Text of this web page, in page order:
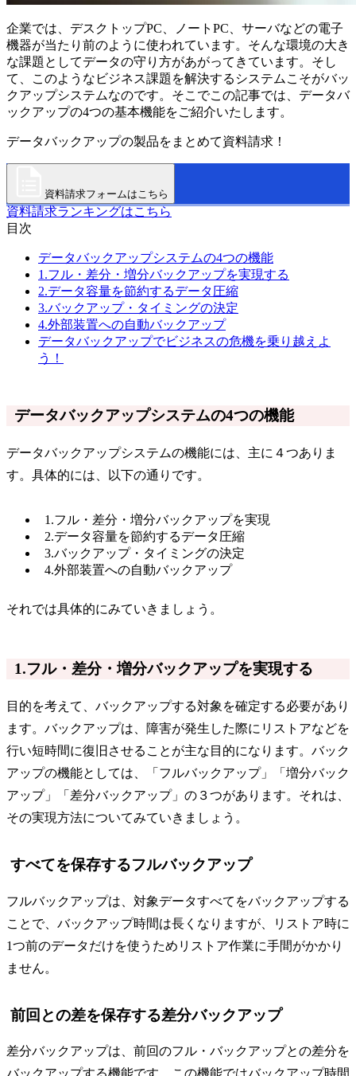
企業では、デスクトップPC、ノートPC、サーバなどの電子
機器が当たり前のように使われています。そんな環境の大き
な課題としてデータの守り方があがってきています。そし
て、このようなビジネス課題を解決するシステムこそがバッ
クアップシステムなのです。そこでこの記事では、データバ
ックアップの4つの基本機能をご紹介いたします。
データバックアップの製品をまとめて資料請求！
資料請求フォームはこちら
資料請求ランキングはこちら
目次
データバックアップシステムの4つの機能
1.フル・差分・増分バックアップを実現する
2.データ容量を節約するデータ圧縮
3.バックアップ・タイミングの決定
4.外部装置への自動バックアップ
データバックアップでビジネスの危機を乗り越えよ
う！
データバックアップシステムの4つの機能
データバックアップシステムの機能には、主に４つありま
す。具体的には、以下の通りです。
1.フル・差分・増分バックアップを実現
2.データ容量を節約するデータ圧縮
3.バックアップ・タイミングの決定
4.外部装置への自動バックアップ
それでは具体的にみていきましょう。
1.フル・差分・増分バックアップを実現する
目的を考えて、バックアップする対象を確定する必要があり
ます。バックアップは、障害が発生した際にリストアなどを
行い短時間に復旧させることが主な目的になります。バック
アップの機能としては、「フルバックアップ」「増分バック
アップ」「差分バックアップ」の３つがあります。それは、
その実現方法についてみていきましょう。
すべてを保存するフルバックアップ
フルバックアップは、対象データすべてをバックアップする
ことで、バックアップ時間は長くなりますが、リストア時に
1つ前のデータだけを使うためリストア作業に手間がかかり
ません。
前回との差を保存する差分バックアップ
差分バックアップは、前回のフル・バックアップとの差分を